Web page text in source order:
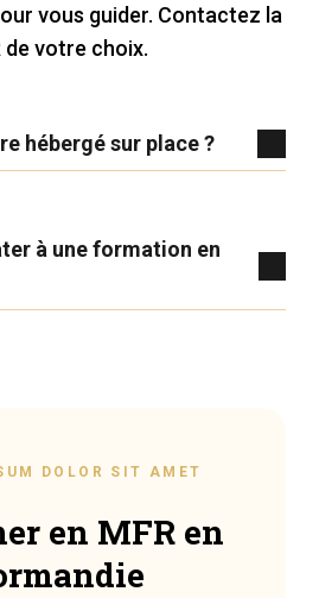
vous guider. Contactez la
de votre choix.
hébergé sur place ?
à une formation en
DOLOR SIT AMET
en MFR en